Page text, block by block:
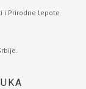
i Prirodne lepote